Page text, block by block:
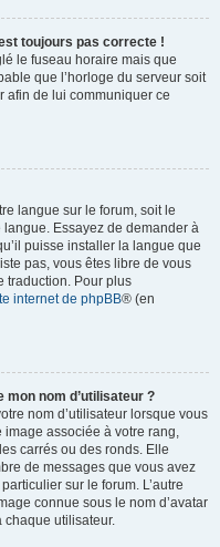
toujours pas correcte !
le fuseau horaire mais que
que l’horloge du serveur soit
afin de lui communiquer ce
langue sur le forum, soit le
langue. Essayez de demander à
puisse installer la langue que
pas, vous êtes libre de vous
traduction. Pour plus
internet de phpBB® (en
nom d’utilisateur ?
nom d’utilisateur lorsque vous
image associée à votre rang,
carrés ou des ronds. Elle
de messages que vous avez
sur le forum. L’autre
connue sous le nom d’avatar
chaque utilisateur.